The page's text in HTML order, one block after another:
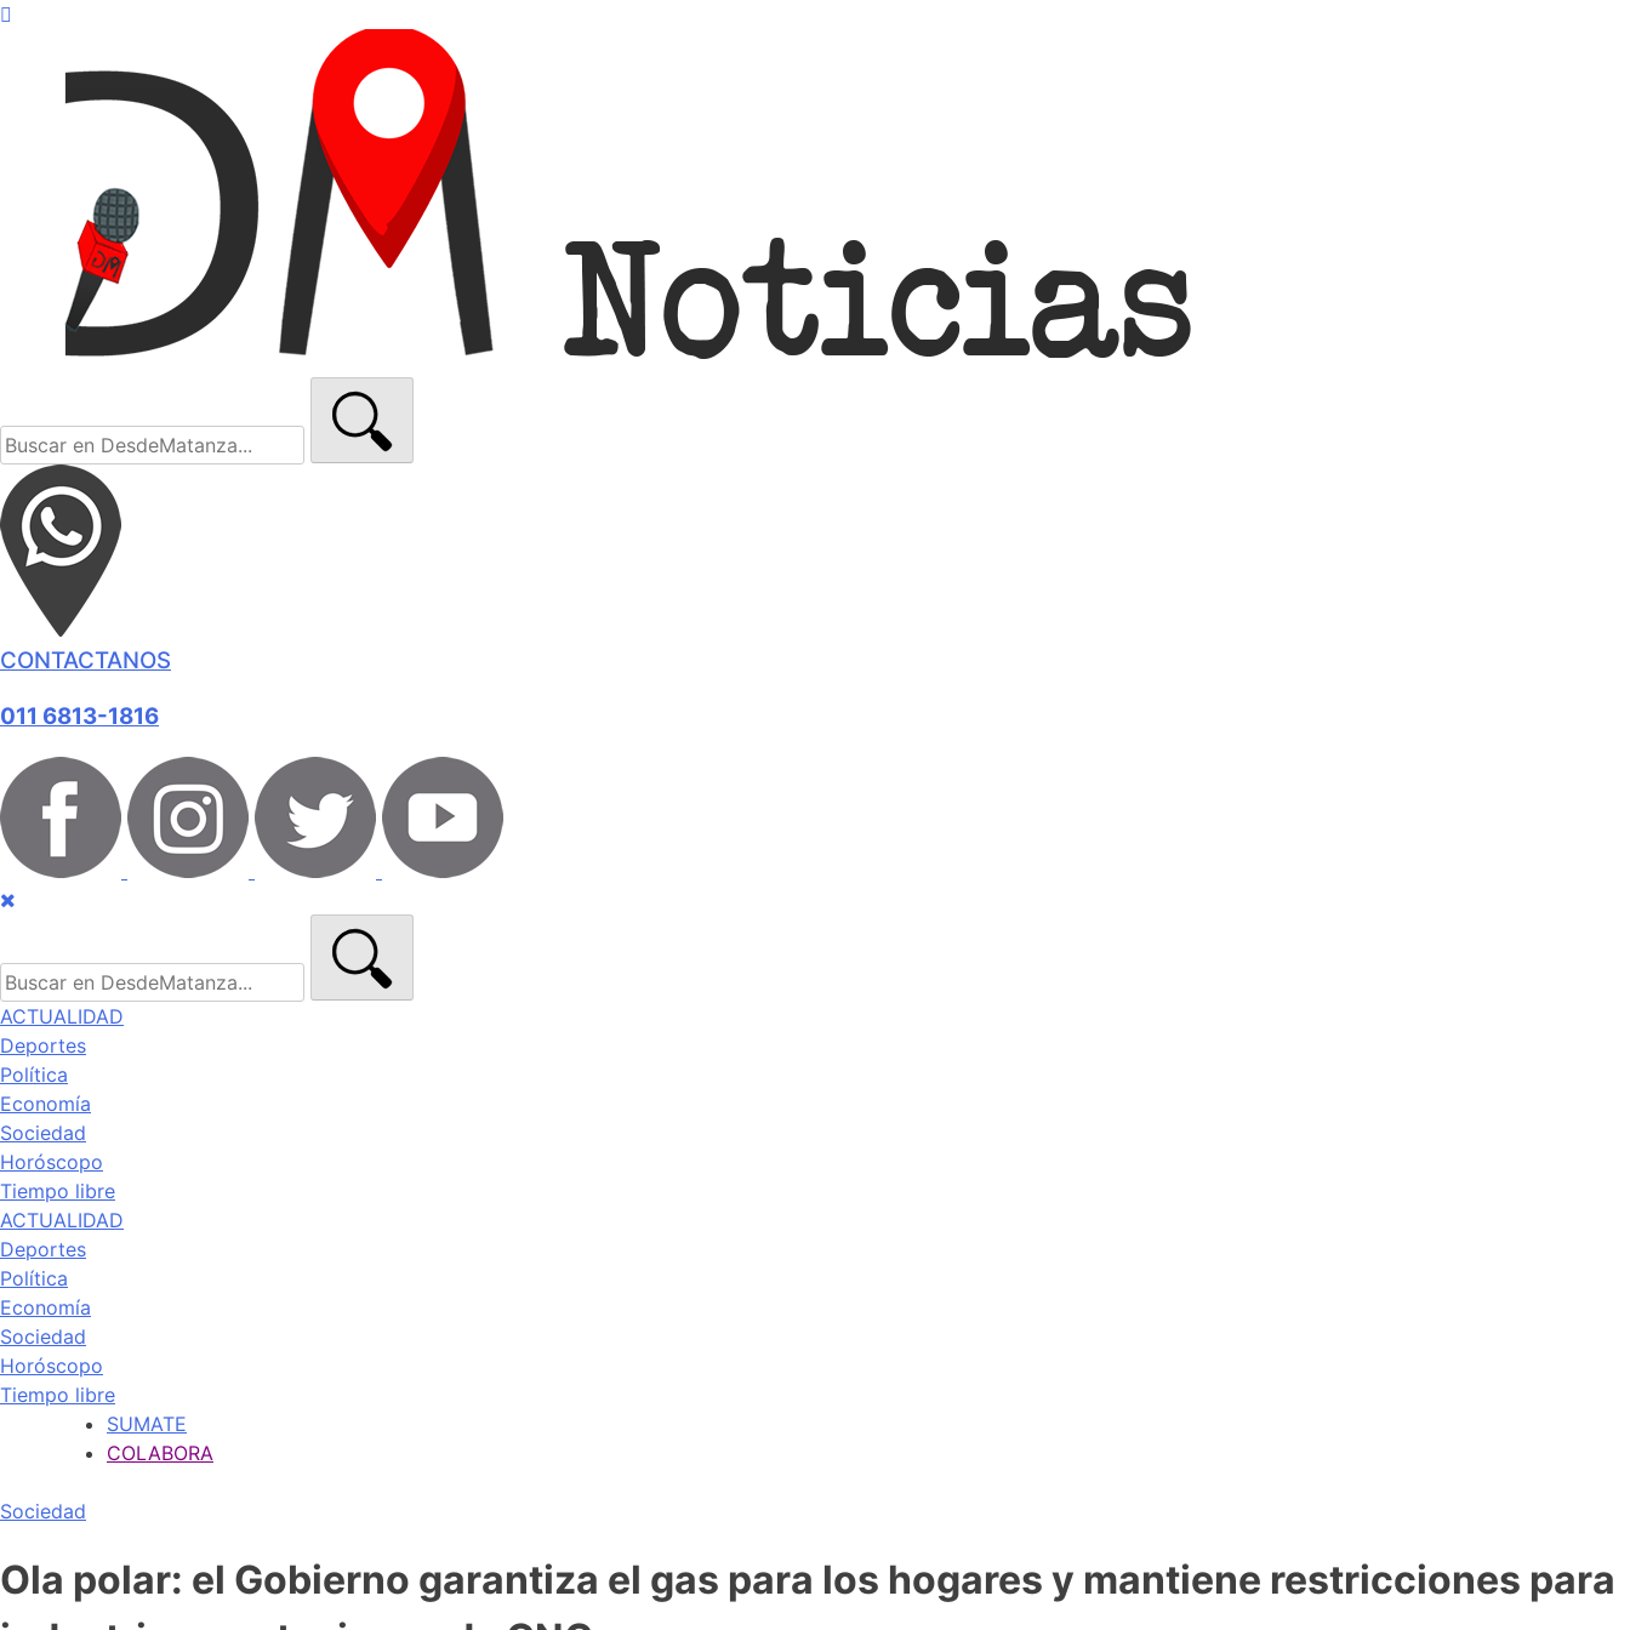
CONTACTANOS
011 6813-1816
ACTUALIDAD
Deportes
Política
Economía
Sociedad
Horóscopo
Tiempo libre
ACTUALIDAD
Deportes
Política
Economía
Sociedad
Horóscopo
Tiempo libre
SUMATE
COLABORA
Sociedad
Ola polar: el Gobierno garantiza el gas para los hogares y mantiene restricciones para